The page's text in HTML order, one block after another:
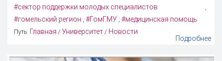
#сектор поддержки молодых специалистов ,
#гомельский регион , #ГомГМУ , #медицинская помощь
Путь: Главная / Университет / Новости
Подробнее